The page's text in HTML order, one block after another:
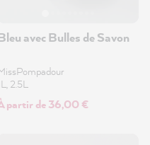
avec Bulles de Savon
2.5L
partir de 36,00 €